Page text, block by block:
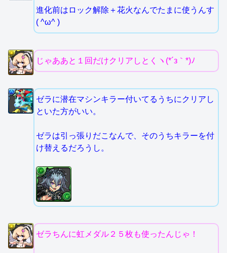
進化前はロック解除＋花火なんでたまに使うんす
( ^ω^ )
じゃああと１回だけクリアしとくヽ(*´з｀*)ﾉ
ゼラに潜在マシンキラー付いてるうちにクリアし
といた方がいい。
ゼラは引っ張りだこなんで、そのうちキラーを付
け替えるだろうし。
ゼラちんに虹メダル２５枚も使ったんじゃ！